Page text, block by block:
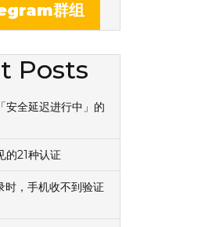
群组
Posts
安全延迟进行中」的
的21种认证
，手机收不到验证